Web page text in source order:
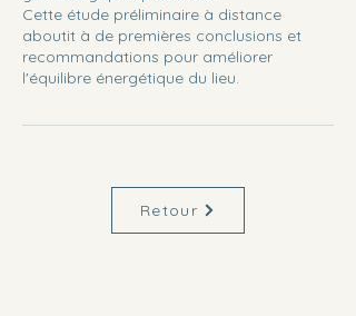
Cette étude préliminaire à distance
aboutit à de premières conclusions et
recommandations pour améliorer
l'équilibre énergétique du lieu.
Retour